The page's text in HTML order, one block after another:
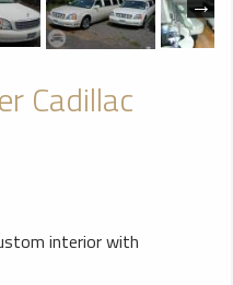
Cadillac
interior with